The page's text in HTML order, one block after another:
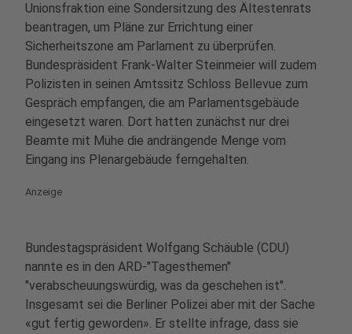
Unionsfraktion eine Sondersitzung des Ältestenrats
beantragen, um Pläne zur Errichtung einer
Sicherheitszone am Parlament zu überprüfen.
Bundespräsident Frank-Walter Steinmeier will zudem
Polizisten in seinen Amtssitz Schloss Bellevue zum
Gespräch empfangen, die am Parlamentsgebäude
eingesetzt waren. Dort hatten zunächst nur drei
Beamte mit Mühe die andrängende Menge vom
Eingang ins Plenargebäude ferngehalten.
Anzeige
Bundestagspräsident Wolfgang Schäuble (CDU)
nannte es in den ARD-"Tagesthemen"
"verabscheuungswürdig, was da geschehen ist".
Insgesamt sei die Berliner Polizei aber mit der Sache
«gut fertig geworden». Er stellte infrage, dass sie